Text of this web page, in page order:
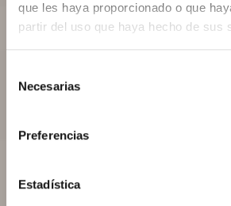
que les haya proporcionado o que
partir del uso que haya hecho de sus
Necesarias
Preferencias
Estadística